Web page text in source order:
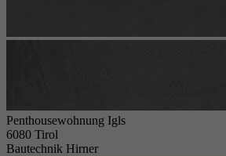
Penthousewohnung Igls
6080 Tirol
Bautechnik Hirner